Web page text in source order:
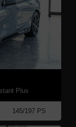
Plus
145/197 PS